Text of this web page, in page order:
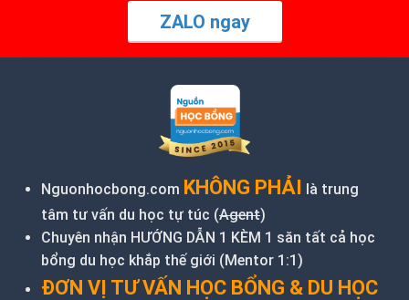
ZALO ngay
Nguonhocbong.com KHÔNG PHẢI là trung
tâm tư vấn du học tự túc (Agent)
Chuyên nhận HƯỚNG DẪN 1 KÈM 1 săn tất cả học
bổng du học khắp thế giới (Mentor 1:1)
ĐƠN VỊ TƯ VẤN HỌC BỔNG & DU HỌC